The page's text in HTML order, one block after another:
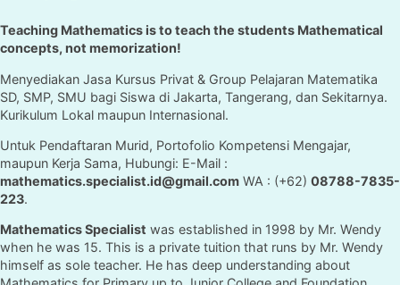
Teaching Mathematics is to teach the students Mathematical
concepts, not memorization!
Menyediakan Jasa Kursus Privat & Group Pelajaran Matematika
SD, SMP, SMU bagi Siswa di Jakarta, Tangerang, dan Sekitarnya.
Kurikulum Lokal maupun Internasional.
Untuk Pendaftaran Murid, Portofolio Kompetensi Mengajar,
maupun Kerja Sama, Hubungi: E-Mail :
mathematics.specialist.id@gmail.com WA : (+62) 08788-7835-
223.
Mathematics Specialist was established in 1998 by Mr. Wendy
when he was 15. This is a private tuition that runs by Mr. Wendy
himself as sole teacher. He has deep understanding about